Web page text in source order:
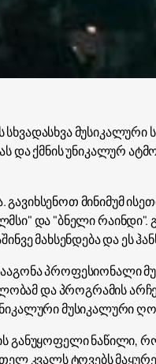
მუსიკალური
და ქმნის უნიკალურ
მინიმუმ
და "ბნელი
მახსენდება და ეს
პროფესიონალი
და პროგრამის
მუსიკალური
განუყოფელი ნაწილი,
კვალს ტოვებს